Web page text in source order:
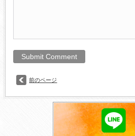
前のページ